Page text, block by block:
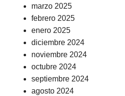
marzo 2025
febrero 2025
enero 2025
diciembre 2024
noviembre 2024
octubre 2024
septiembre 2024
agosto 2024